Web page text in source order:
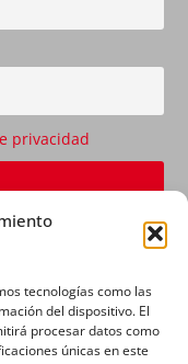
tecnologías como las
del dispositivo. El
procesar datos como
únicas en este
privacidad